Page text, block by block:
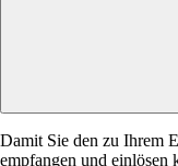
Damit Sie den zu Ihrem
empfangen und einlösen